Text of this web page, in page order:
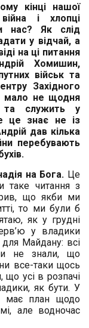
кінці нашої
і хлопці
нас? Як слід
у відчай, а
на ці питання
Хомишин,
військ та
Західного
мало не щодня
та служить у
це знає не із
дав кілька
перебувають
на Бога. Це
таке читання з
що якби ми
то ми були б
як у грудні
у владики
для Майдану: всі
не знали, що
все-таки щось
що усі в розпачі
як бути. У
має план щодо
але водночас